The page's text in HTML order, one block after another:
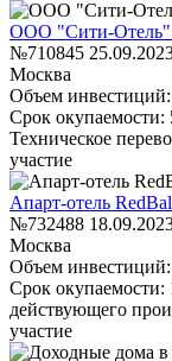
ООО "Сити-Отель"
№710845
Москва
Объем инвестиций:
Срок окупаемости:
Техническое
участие
Апарт-отель
№732488
Москва
Объем инвестиций:
Срок окупаемости:
действующего
участие